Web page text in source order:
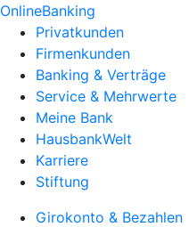
OnlineBanking
Privatkunden
Firmenkunden
Banking & Verträge
Service & Mehrwerte
Meine Bank
HausbankWelt
Karriere
Stiftung
Girokonto & Bezahlen